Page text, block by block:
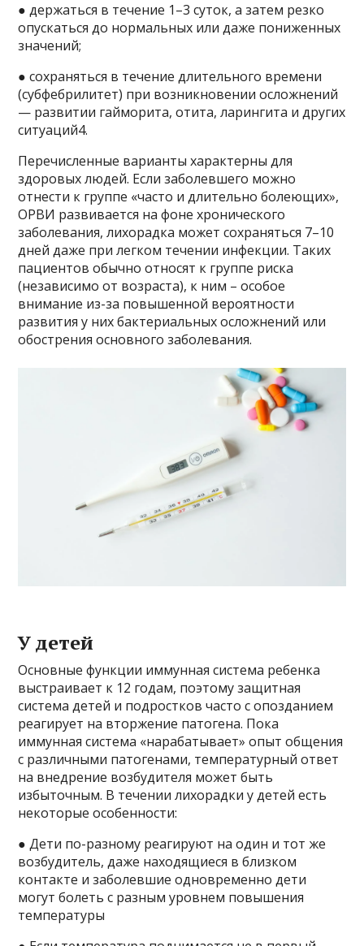
● держаться в течение 1–3 суток, а затем резко
опускаться до нормальных или даже пониженных
значений;
● сохраняться в течение длительного времени
(субфебрилитет) при возникновении осложнений
— развитии гайморита, отита, ларингита и других
ситуаций4.
Перечисленные варианты характерны для
здоровых людей. Если заболевшего можно
отнести к группе «часто и длительно болеющих»,
ОРВИ развивается на фоне хронического
заболевания, лихорадка может сохраняться 7–10
дней даже при легком течении инфекции. Таких
пациентов обычно относят к группе риска
(независимо от возраста), к ним – особое
внимание из-за повышенной вероятности
развития у них бактериальных осложнений или
обострения основного заболевания.
У детей
Основные функции иммунная система ребенка
выстраивает к 12 годам, поэтому защитная
система детей и подростков часто с опозданием
реагирует на вторжение патогена. Пока
иммунная система «нарабатывает» опыт общения
с различными патогенами, температурный ответ
на внедрение возбудителя может быть
избыточным. В течении лихорадки у детей есть
некоторые особенности:
● Дети по-разному реагируют на один и тот же
возбудитель, даже находящиеся в близком
контакте и заболевшие одновременно дети
могут болеть с разным уровнем повышения
температуры